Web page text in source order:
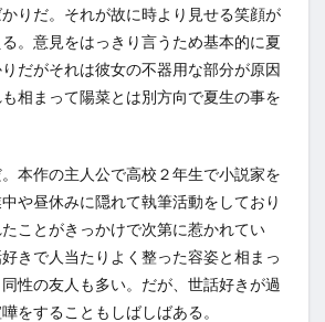
りだ。それが故に時より見せる笑顔が
。意見をはっきり言うため基本的に夏
だがそれは彼女の不器用な部分が原因
相まって陽菜とは別方向で夏生の事を
本作の主人公で高校２年生で小説家を
や昼休みに隠れて執筆活動をしており
ことがきっかけで次第に惹かれてい
きで人当たりよく整った容姿と相まっ
性の友人も多い。だが、世話好きが過
をすることもしばしばある。